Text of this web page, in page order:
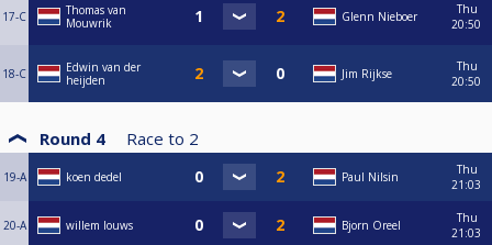
17-C
Thomas van
Mouwrik
Glenn Nieboer
Thu
20:50
18-C
Edwin van der
heijden
Jim Rijkse
Thu
20:50
Round 4 Race to 2
19-A koen dedel Paul Nilsin
Thu
21:03
20-A willem louws Bjorn Oreel
Thu
21:03